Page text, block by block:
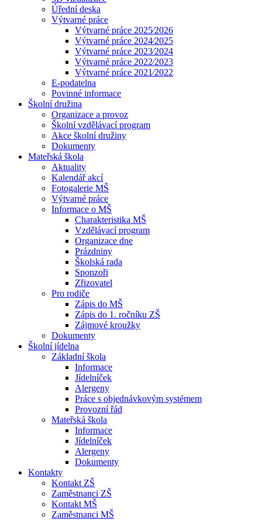
Úřední deska
Výtvarné práce
Výtvarné práce 2025⁄2026
Výtvarné práce 2024⁄2025
Výtvarné práce 2023⁄2024
Výtvarné práce 2022⁄2023
Výtvarné práce 2021⁄2022
E-podatelna
Povinné informace
Školní družina
Organizace a provoz
Školní vzdělávací program
Akce školní družiny
Dokumenty
Mateřská škola
Aktuality
Kalendář akcí
Fotogalerie MŠ
Výtvarné práce
Informace o MŠ
Charakteristika MŠ
Vzdělávací program
Organizace dne
Prázdniny
Školská rada
Sponzoři
Zřizovatel
Pro rodiče
Zápis do MŠ
Zápis do 1. ročníku ZŠ
Zájmové kroužky
Dokumenty
Školní jídelna
Základní škola
Informace
Jídelníček
Alergeny
Práce s objednávkovým systémem
Provozní řád
Mateřská škola
Informace
Jídelníček
Alergeny
Dokumenty
Kontakty
Kontakt ZŠ
Zaměstnanci ZŠ
Kontakt MŠ
Zaměstnanci MŠ